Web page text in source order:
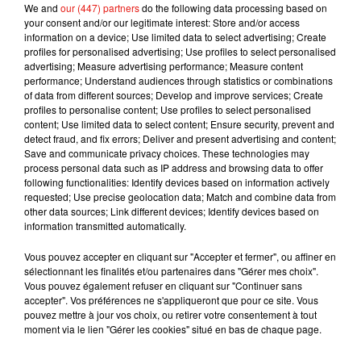
Julien Lieb s’essaye à la vie de chatelain
dans son nouveau clip
7 août 2026
Madonna sort enfin le remix de « Love
Sensation » avec Kylie Minogue
7 août 2026
dansant de l’année
We and our (447) partnersdo the following data processing based on
your consent and/or our legitimate interest: Store and/or access
information on a device; Use limited data to select advertising; Create
profiles for personalised advertising; Use profiles to select personalised
advertising; Measure advertising performance; Measure content
performance; Understand audiences through statistics or combinations
of data from different sources; Develop and improve services; Create
profiles to personalise content; Use profiles to select personalised
content; Use limited data to select content; Ensure security, prevent and
detect fraud, and fix errors; Deliver and present advertising and content;
Save and communicate privacy choices. These technologies may
process personal data such as IP address and browsing data to offer
following functionalities: Identify devices based on information actively
requested; Use precise geolocation data; Match and combine data from
other data sources; Link different devices; Identify devices based on
information transmitted automatically.
Vous pouvez accepter en cliquant sur "Accepter et fermer", ou affiner en
sélectionnant les finalités et/ou partenaires dans "Gérer mes choix".
Vous pouvez également refuser en cliquant sur "Continuer sans
accepter". Vos préférences ne s'appliqueront que pour ce site. Vous
pouvez mettre à jour vos choix, ou retirer votre consentement à tout
moment via le lien "Gérer les cookies" situé en bas de chaque page.